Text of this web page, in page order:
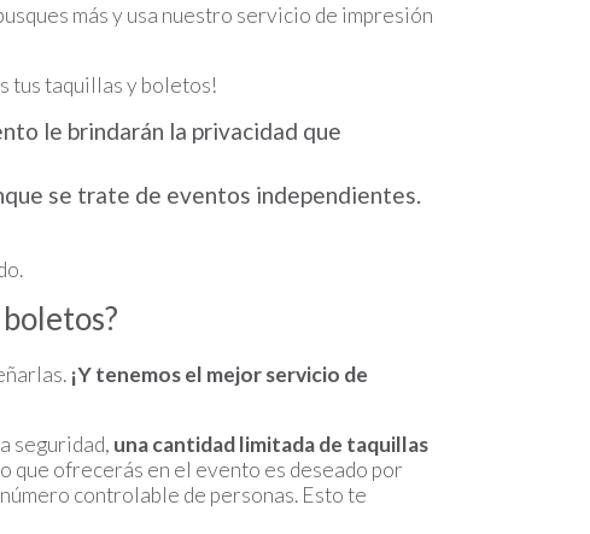
más y usa nuestro servicio de impresión
tus taquillas y boletos!
le brindarán la privacidad que
se trate de eventos independientes.
¡Y tenemos el mejor servicio de
seguridad, una cantidad limitada de taquillas
que ofrecerás en el evento es deseado por
controlable de personas. Esto te